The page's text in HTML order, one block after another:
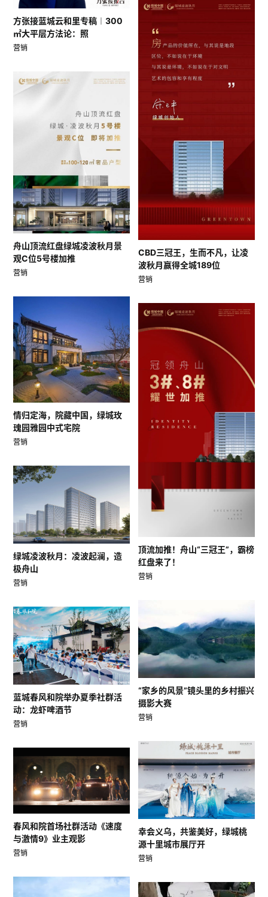
方张接蓝城云和里专稿︱300
㎡大平层方法论：照
营销
CBD三冠王，生而不凡，让凌
波秋月赢得全城189位
营销
舟山顶流红盘绿城凌波秋月景
观C位5号楼加推
营销
情归定海，院藏中国，绿城玫
瑰园雅园中式宅院
营销
顶流加推！舟山“三冠王”，霸榜
红盘来了！
营销
绿城凌波秋月：凌波起澜，造
极舟山
营销
“家乡的风景”镜头里的乡村振兴
摄影大赛
营销
蓝城春风和院举办夏季社群活
动：龙虾啤酒节
营销
幸会义乌，共鉴美好，绿城桃
源十里城市展厅开
营销
春风和院首场社群活动《速度
与激情9》业主观影
营销